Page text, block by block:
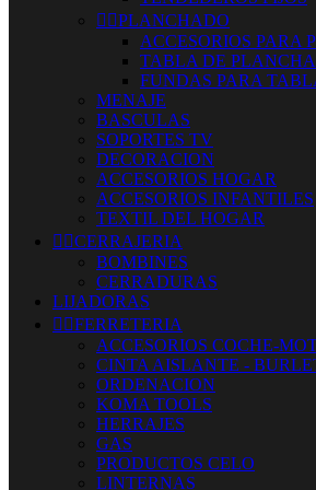
 PLANCHADO
ACCESORIOS PARA
TABLA DE
FUNDAS PARA
MENAJE
BASCULAS
SOPORTES TV
DECORACION
ACCESORIOS HOGAR
ACCESORIOS INFANTILES
TEXTIL DEL HOGAR
 CERRAJERIA
BOMBINES
CERRADURAS
LIJADORAS
 FERRETERIA
ACCESORIOS COCHE-
CINTA AISLANTE -
ORDENACION
KOMA TOOLS
HERRAJES
GAS
PRODUCTOS CELO
LINTERNAS